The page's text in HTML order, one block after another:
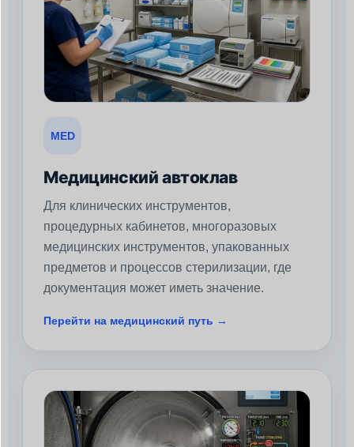
MED
Медицинский автоклав
Для клинических инструментов,
процедурных кабинетов, многоразовых
медицинских инструментов, упакованных
предметов и процессов стерилизации, где
документация может иметь значение.
Перейти на медицинский путь →